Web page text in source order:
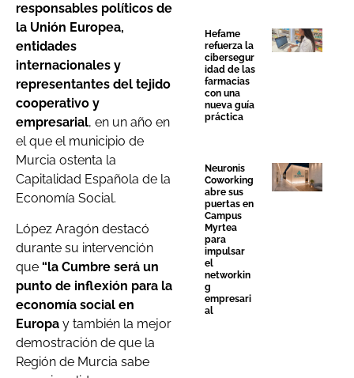
responsables políticos de
la Unión Europea,
entidades
internacionales y
representantes del tejido
cooperativo y
empresarial, en un año en
el que el municipio de
Murcia ostenta la
Capitalidad Española de la
Economía Social.
López Aragón destacó
durante su intervención
que “la Cumbre será un
punto de inflexión para la
economía social en
Europa y también la mejor
demostración de que la
Región de Murcia sabe
Hefame
refuerza la
cibersegur
idad de las
farmacias
con una
nueva guía
práctica
Neuronis
Coworking
abre sus
puertas en
Campus
Myrtea
para
impulsar
el
networkin
g
empresari
al